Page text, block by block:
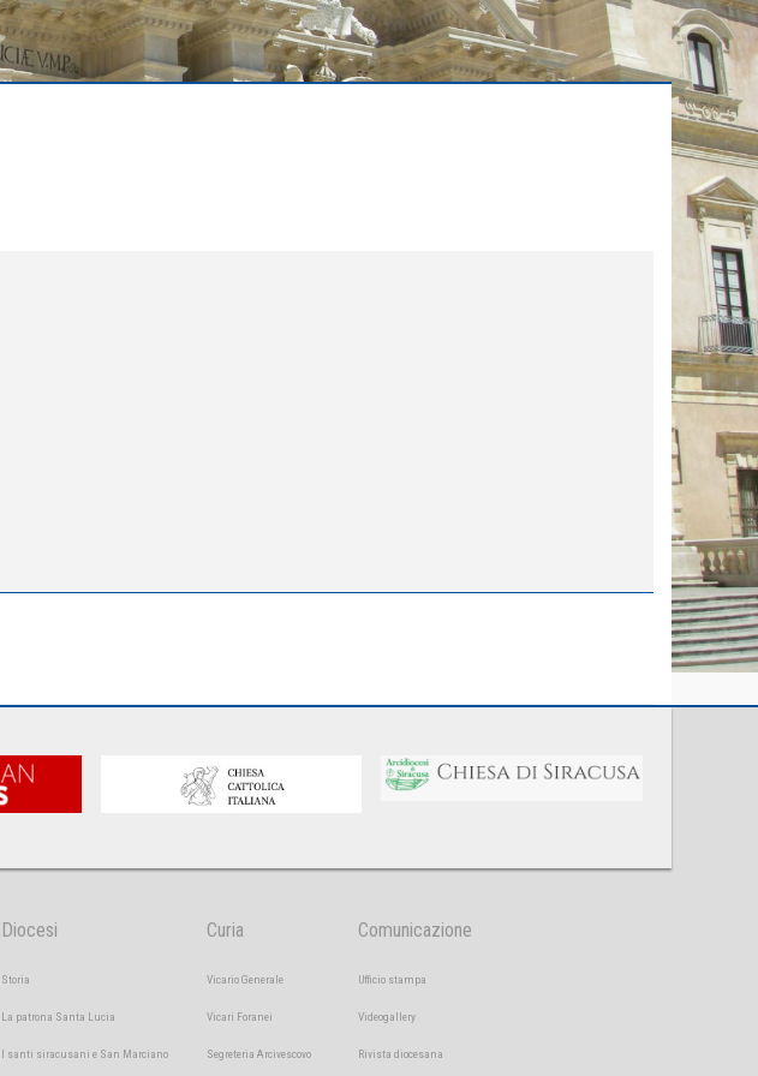
Diocesi
Storia
La patrona Santa Lucia
I santi siracusani e San Marciano
Curia
Vicario Generale
Vicari Foranei
Segreteria Arcivescovo
Comunicazione
Ufficio stampa
Videogallery
Rivista diocesana